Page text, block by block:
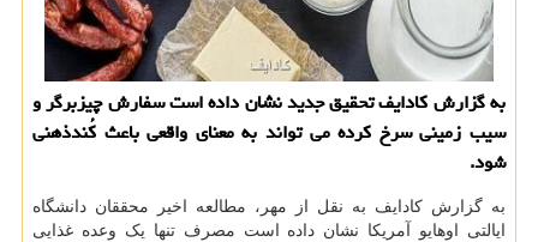
به گزارش كادایف تحقیق جدید نشان داده است سفارش چیزبرگر و
سیب زمینی سرخ كرده می تواند به معنای واقعی باعث كُندذهنی
شود.
به گزارش کادایف به نقل از مهر، مطالعه اخیر محققان دانشگاه
ایالتی اوهایو آمریکا نشان داده است مصرف تنها یک وعده غذایی